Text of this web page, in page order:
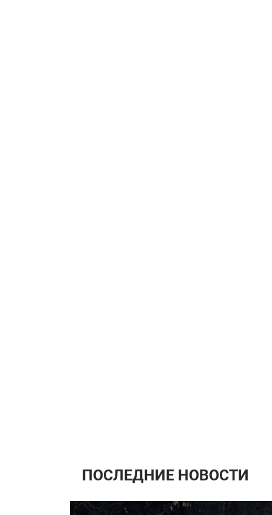
ПОСЛЕДНИЕ НОВОСТИ